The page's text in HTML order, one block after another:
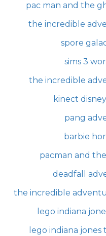
pac man and the
the incredible
spore
sims 3
the incredible
kinect
pang
barbie
pacman and
deadfall
the incredible
lego indiana
lego indiana